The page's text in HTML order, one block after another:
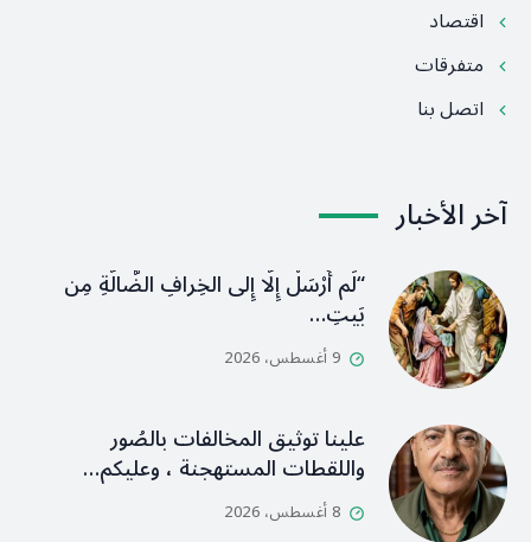
اقتصاد
متفرقات
اتصل بنا
آخر الأخبار
“لَم أُرْسَلْ إِلَّا إِلى الخِرافِ الضَّالَّةِ مِن
بَيتِ…
9 أغسطس، 2026
علينا توثيق المخالفات بالصُور
واللقطات المستهجنة ، وعليكم…
8 أغسطس، 2026